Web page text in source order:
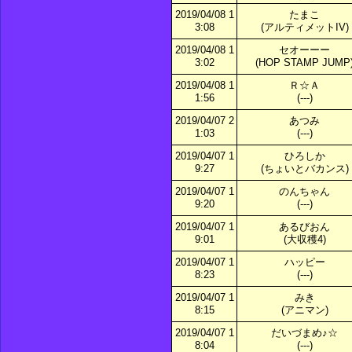
2019/04/08 1
3:08
たまこ
(アルティメットIV)
2019/04/08 1
3:02
セオーーー
(HOP STAMP
2019/04/08 1
1:56
Ｒ☆Ａ
(---)
2019/04/07 2
1:03
あつみ
(---)
2019/04/07 1
9:27
ひろしか
(ちょいとバカンス)
2019/04/07 1
9:20
のんちゃん
(---)
2019/04/07 1
9:01
あるびおん
(大収穫4)
2019/04/07 1
8:23
ハッピー
(---)
2019/04/07 1
8:15
みき
(アニマン)
2019/04/07 1
8:04
だいづまめ♪☆
(---)